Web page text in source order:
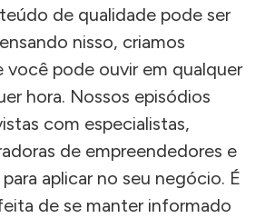
de qualidade pode ser
nisso, criamos
você pode ouvir em qualquer
hora. Nossos episódios
com especialistas,
de empreendedores e
aplicar no seu negócio. É
de se manter informado